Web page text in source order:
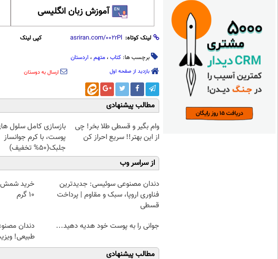
آموزش زبان انگلیسی
لینک کوتاه: کپی لینک
برچسب ها: کتاب ، متهم ، اردستان
بازدید از صفحه اول ارسال به دوستان
مطالب پیشنهادی
وام بگیر و قسطی طلا بخر! چی
از این بهتر!! سریع احراز کن
بازسازی کامل سلول
پوست، با کرم جوانساز
جلبک(50% تخفیف)
از سراسر وب
دندان مصنوعی سوئیسی: جدیدترین
فناوری اروپا، سبک و مقاوم | پرداخت
قسطی
۱۰ گرم
جوانی را به پوست خود هدیه دهید...
دندان
طبیعی!
مطالب پیشنهادی